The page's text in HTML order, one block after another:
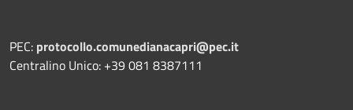
PEC: protocollo.comunedianacapri@pec.it
Centralino Unico: +39 081 8387111